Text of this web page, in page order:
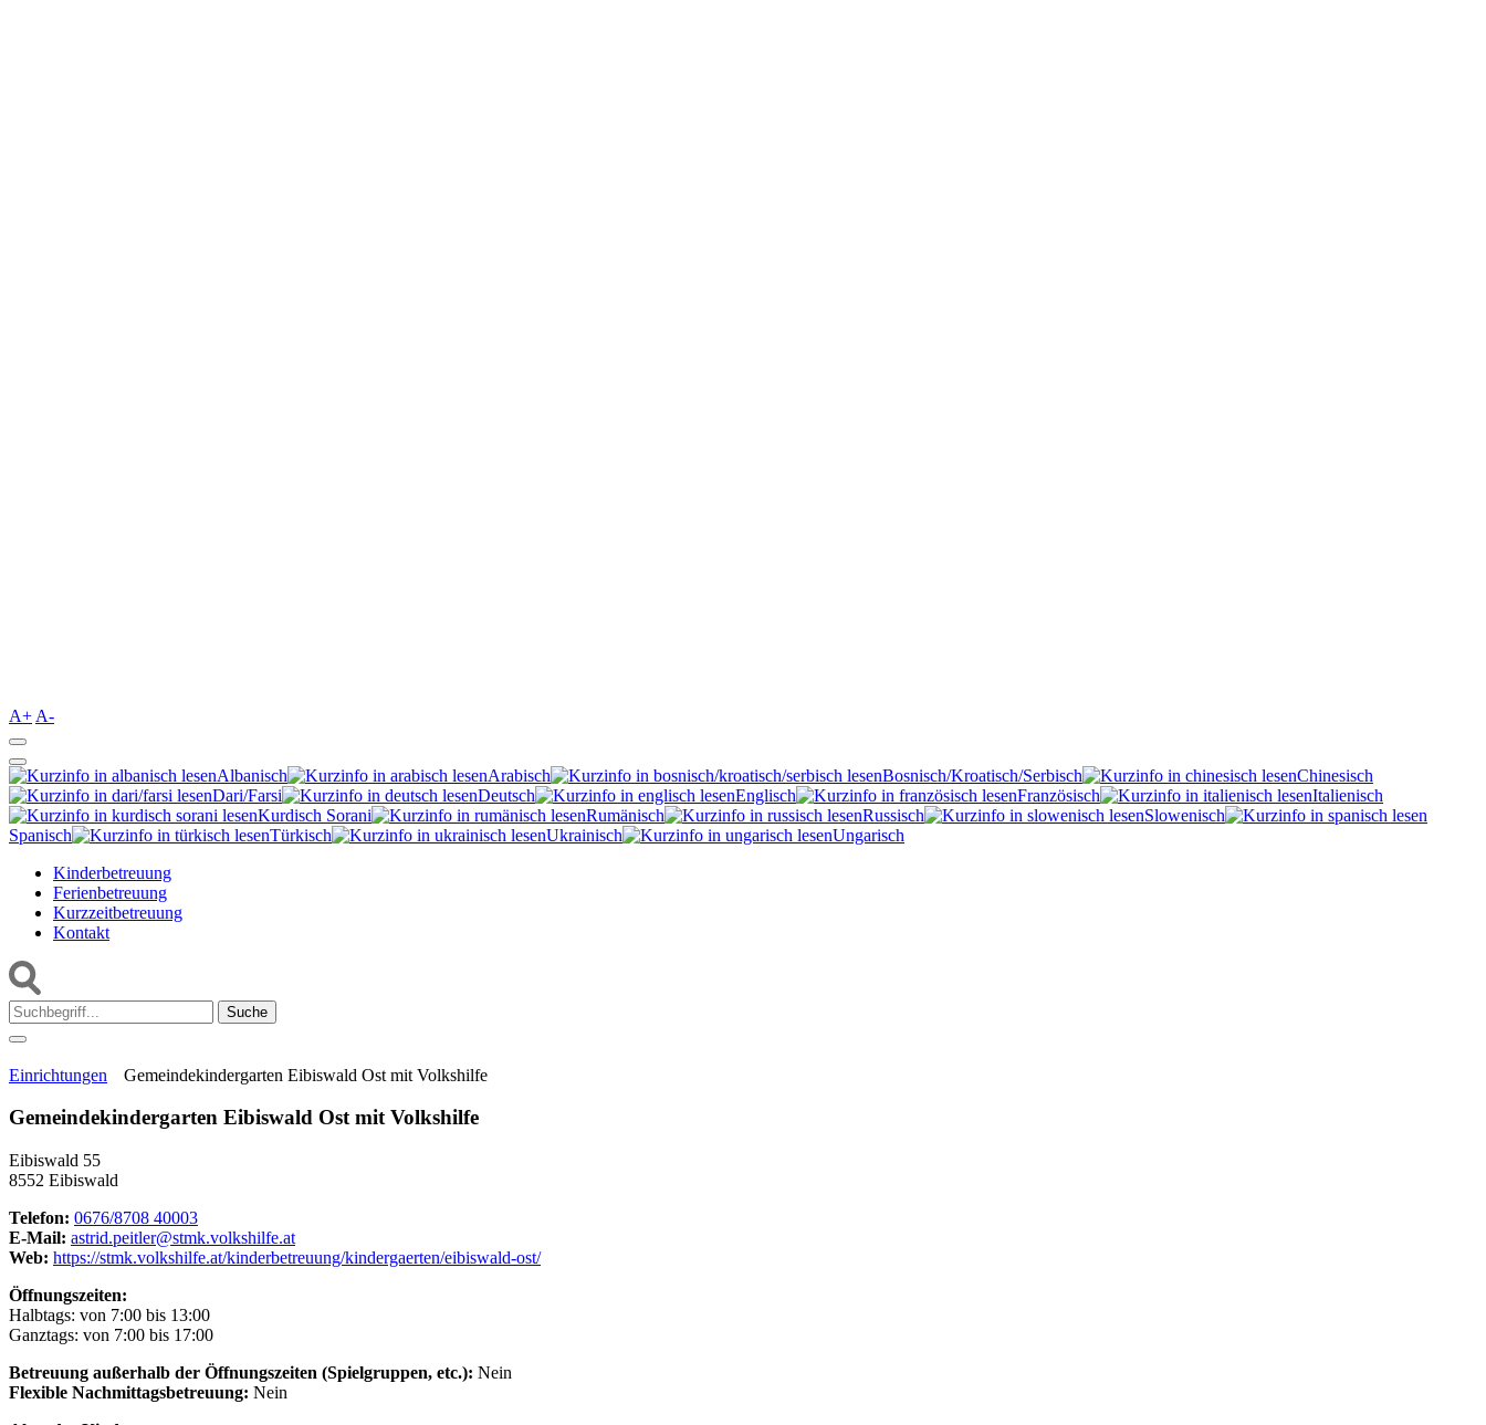
A+ A-
Albanisch Arabisch Bosnisch/Kroatisch/Serbisch
Chinesisch
Dari/Farsi
Deutsch Englisch Französisch
Italienisch
Kurdisch Sorani‎
Rumänisch Russisch
Slowenisch
Spanisch
Türkisch Ukrainisch
Ungarisch
Kinderbetreuung
Ferienbetreuung
Kurzzeitbetreuung
Kontakt
Suche:
Einrichtungen Gemeindekindergarten Eibiswald Ost mit Volkshilfe
Gemeindekindergarten Eibiswald Ost mit Volkshilfe
Eibiswald 55
8552 Eibiswald
Telefon: 0676/8708 40003
E-Mail: astrid.peitler@stmk.volkshilfe.at
Web: https://stmk.volkshilfe.at/kinderbetreuung/kindergaerten/eibiswald-ost/
Öffnungszeiten:
Halbtags: von 7:00 bis 13:00
Ganztags: von 7:00 bis 17:00
Betreuung außerhalb der Öffnungszeiten (Spielgruppen, etc.): Nein
Flexible Nachmittagsbetreuung: Nein